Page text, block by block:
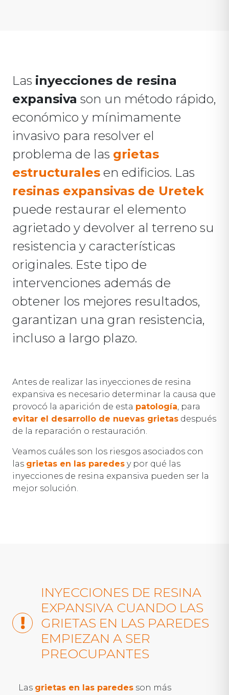
Las inyecciones de resina
expansiva son un método rápido,
económico y mínimamente
invasivo para resolver el
problema de las grietas
estructurales en edificios. Las
resinas expansivas de Uretek
puede restaurar el elemento
agrietado y devolver al terreno su
resistencia y características
originales. Este tipo de
intervenciones además de
obtener los mejores resultados,
garantizan una gran resistencia,
incluso a largo plazo.
Antes de realizar las inyecciones de resina
expansiva es necesario determinar la causa que
provocó la aparición de esta patología, para
evitar el desarrollo de nuevas grietas después
de la reparación o restauración.
Veamos cuáles son los riesgos asociados con
las grietas en las paredes y por qué las
inyecciones de resina expansiva pueden ser la
mejor solución.
INYECCIONES DE RESINA
EXPANSIVA CUANDO LAS
GRIETAS EN LAS PAREDES
EMPIEZAN A SER
PREOCUPANTES
Las grietas en las paredes son más